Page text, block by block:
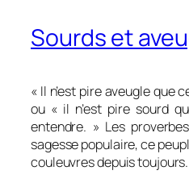
Sourds et
« Il n’est pire aveugle que
ou « il n’est pire sourd
entendre. » Les
sagesse populaire, ce
couleuvres depuis toujours.